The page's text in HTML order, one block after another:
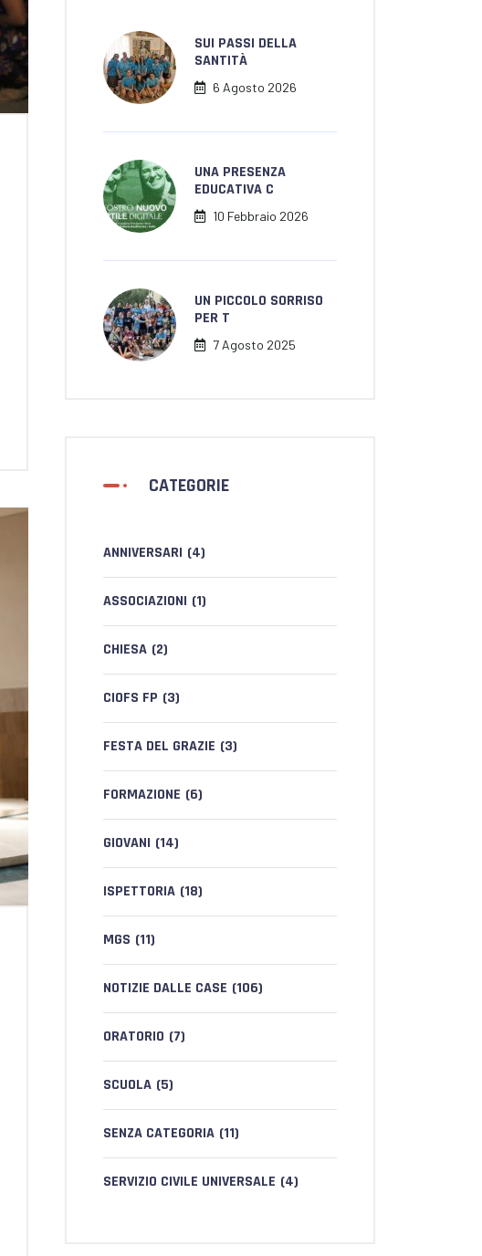
SUI PASSI DELLA
SANTITÀ
6 Agosto 2026
UNA PRESENZA
EDUCATIVA C
10 Febbraio 2026
UN PICCOLO SORRISO
PER T
7 Agosto 2025
CATEGORIE
ANNIVERSARI (4)
ASSOCIAZIONI (1)
CHIESA (2)
CIOFS FP (3)
FESTA DEL GRAZIE (3)
FORMAZIONE (6)
GIOVANI (14)
ISPETTORIA (18)
MGS (11)
NOTIZIE DALLE CASE (106)
ORATORIO (7)
SCUOLA (5)
SENZA CATEGORIA (11)
SERVIZIO CIVILE UNIVERSALE (4)